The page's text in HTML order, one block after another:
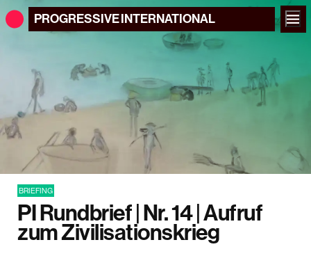
PROGRESSIVEINTERNATIONAL
BRIEFING
PI Rundbrief | Nr. 14 | Aufruf
zum Zivilisationskrieg